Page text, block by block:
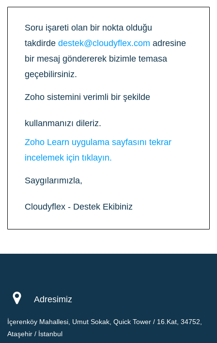
Soru işareti olan bir nokta olduğu
takdirde destek@cloudyflex.com adresine
bir mesaj göndererek bizimle temasa
geçebilirsiniz.
Zoho sistemini verimli bir şekilde
kullanmanızı dileriz.
Zoho Learn uygulama sayfasını tekrar
incelemek için tıklayın.
Saygılarımızla,
Cloudyflex - Destek Ekibiniz
Adresimiz
İçerenköy Mahallesi, Umut Sokak, Quick Tower / 16.Kat, 34752,
Ataşehir / İstanbul